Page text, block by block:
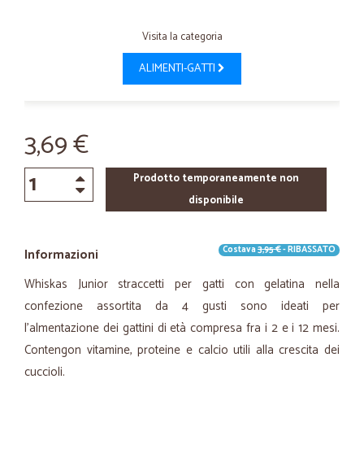
Visita la categoria
ALIMENTI-GATTI
3,69 €
Prodotto temporaneamente non
disponibile
Informazioni Costava3,95 €- RIBASSATO
Whiskas Junior straccetti per gatti con gelatina nella
confezione assortita da 4 gusti sono ideati per
l'almentazione dei gattini di età compresa fra i 2 e i 12 mesi.
Contengon vitamine, proteine e calcio utili alla crescita dei
cuccioli.